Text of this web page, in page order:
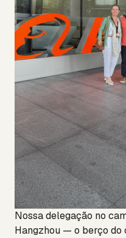
Nossa delegação no
Hangzhou — o berço do